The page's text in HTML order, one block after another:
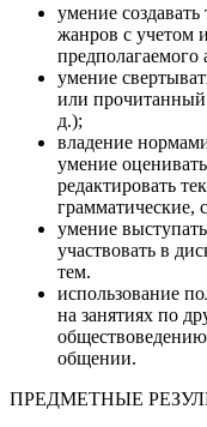
умение
жанров с учетом
предполагаемого
умение
или прочитанный
д.);
владение
умение
редактировать
грамматические,
умение
участвовать в
тем.
использование
на занятиях по
общении.
ПРЕДМЕТНЫЕ